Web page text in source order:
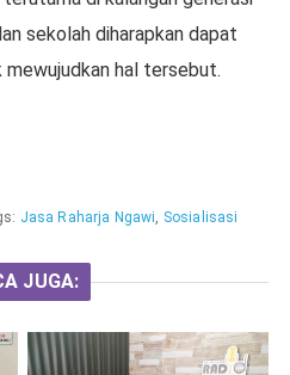
sekolah diharapkan dapat
mewujudkan hal tersebut.
Jasa Raharja Ngawi, Sosialisasi
JUGA: